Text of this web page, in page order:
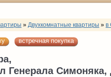
» Двухкомнатные квартиры » в
встречная покупка
Генерала Симоняка,